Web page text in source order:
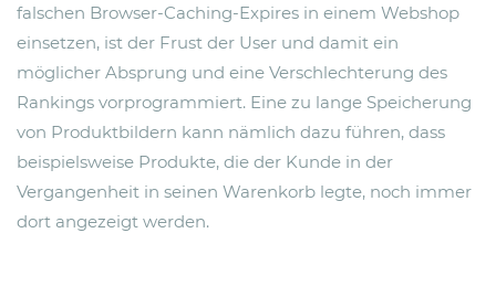
falschen Browser-Caching-Expires in einem Webshop
einsetzen, ist der Frust der User und damit ein
möglicher Absprung und eine Verschlechterung des
Rankings vorprogrammiert. Eine zu lange Speicherung
von Produktbildern kann nämlich dazu führen, dass
beispielsweise Produkte, die der Kunde in der
Vergangenheit in seinen Warenkorb legte, noch immer
dort angezeigt werden.